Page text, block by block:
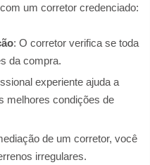
um corretor credenciado:
: O corretor verifica se toda
da compra.
experiente ajuda a
melhores condições de
de um corretor, você
irregulares.